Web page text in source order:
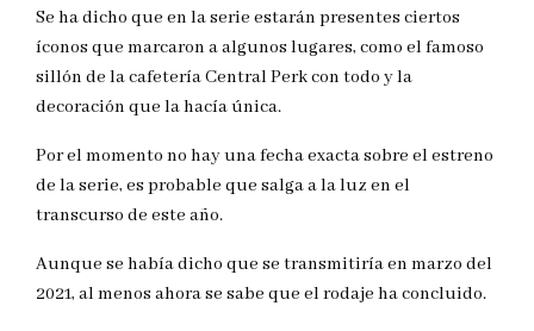
Se ha dicho que en la serie estarán presentes ciertos
íconos que marcaron a algunos lugares, como el famoso
sillón de la cafetería Central Perk con todo y la
decoración que la hacía única.
Por el momento no hay una fecha exacta sobre el estreno
de la serie, es probable que salga a la luz en el
transcurso de este año.
Aunque se había dicho que se transmitiría en marzo del
2021, al menos ahora se sabe que el rodaje ha concluido.